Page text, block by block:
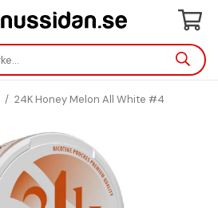
/ 24K Honey Melon All White #4